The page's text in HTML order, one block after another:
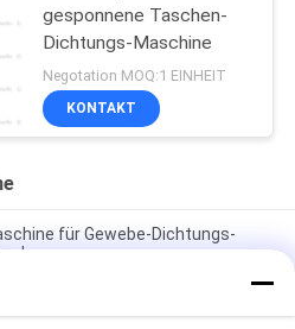
gesponnene Taschen-
Dichtungs-Maschine
Negotation MOQ:1 EINHEIT
KONTAKT
für Gewebe-Dichtungs-
System 20Khz 2500w